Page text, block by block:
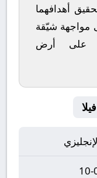
أهدافهما
مواجهة شيّقة
على أرض
10-